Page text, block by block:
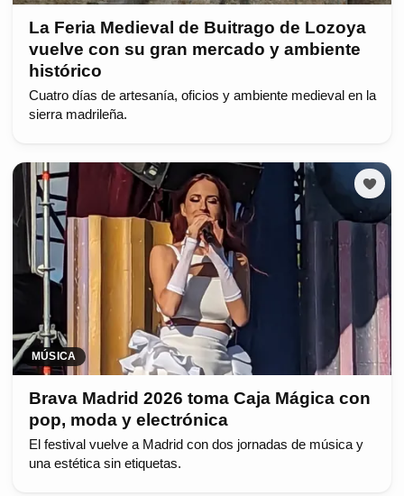
La Feria Medieval de Buitrago de Lozoya
vuelve con su gran mercado y ambiente
histórico
Cuatro días de artesanía, oficios y ambiente medieval en la
sierra madrileña.
MÚSICA
Brava Madrid 2026 toma Caja Mágica con
pop, moda y electrónica
El festival vuelve a Madrid con dos jornadas de música y
una estética sin etiquetas.